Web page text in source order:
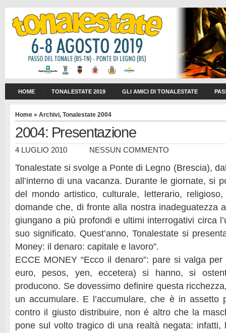
HOME TONALESTATE 2019 GLI AMICI DI TONALESTATE
Home » Archivi, Tonalestate 2004
2004: Presentazione
4 LUGLIO 2010 NESSUN COMMENTO
Tonalestate si svolge a Ponte di Legno (Brescia),
all’interno di una vacanza. Durante le giornate, si
del mondo artistico, culturale, letterario,
domande che, di fronte alla nostra inadeguatezza
giungano a più profondi e ultimi interrogativi circa
suo significato. Quest’anno, Tonalestate si
Money: il denaro: capitale e lavoro”.
ECCE MONEY “Ecco il denaro”: pare si valga
euro, pesos, yen, eccetera) si hanno, si
producono. Se dovessimo definire questa
un accumulare. E l’accumulare, che è in assetto
contro il giusto distribuire, non é altro che la
pone sul volto tragico di una realtà negata: infatti,